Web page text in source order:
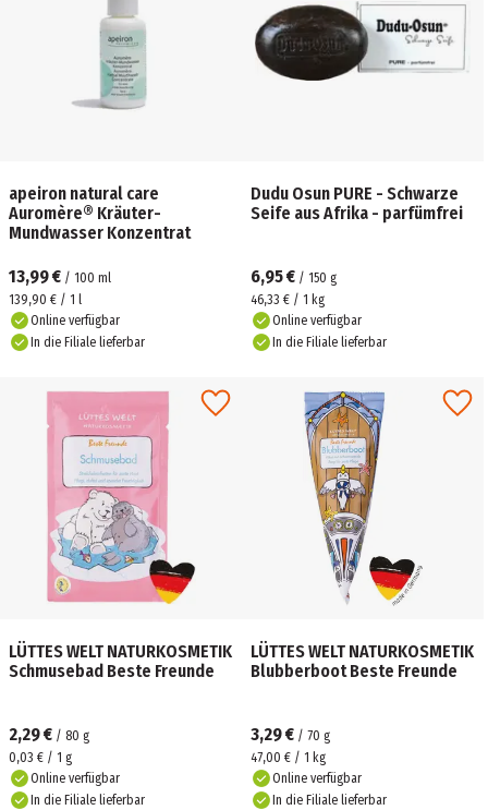
apeiron natural care
Auromère® Kräuter-
Mundwasser Konzentrat
13,99 € / 100 ml
139,90 € / 1 l
Online verfügbar
In die Filiale lieferbar
Dudu Osun PURE - Schwarze
Seife aus Afrika - parfümfrei
6,95 € / 150 g
46,33 € / 1 kg
Online verfügbar
In die Filiale lieferbar
LÜTTES WELT NATURKOSMETIK
Schmusebad Beste Freunde
2,29 € / 80 g
0,03 € / 1 g
Online verfügbar
In die Filiale lieferbar
LÜTTES WELT NATURKOSMETIK
Blubberboot Beste Freunde
3,29 € / 70 g
47,00 € / 1 kg
Online verfügbar
In die Filiale lieferbar